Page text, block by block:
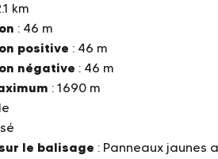
km
: 46 m
positive : 46 m
négative : 46 m
: 1690 m
le balisage : Panneaux jaunes